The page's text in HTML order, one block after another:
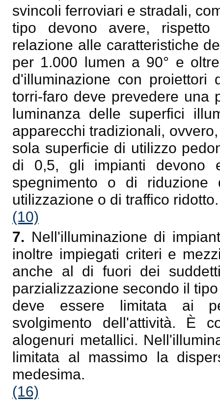
svincoli ferroviari e stradali,
tipo devono avere,
relazione alle caratteristiche
per 1.000 lumen a 90° e
d'illuminazione con proiettori
torri-faro deve prevedere una
luminanza delle superfici
apparecchi tradizionali,
sola superficie di utilizzo
di 0,5, gli impianti devono
spegnimento o di
utilizzazione o di traffico ridotto.
(10)
7. Nell'illuminazione di
inoltre impiegati criteri e
anche al di fuori dei
parzializzazione secondo il
deve essere limitata ai
svolgimento dell'attività. È
alogenuri metallici.
limitata al massimo la
medesima.
(16)